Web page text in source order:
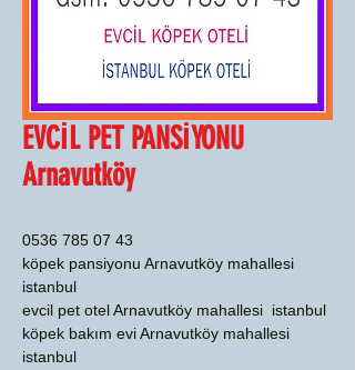
EVCİL PET PANSİYONU
Arnavutköy
0536 785 07 43
köpek pansiyonu Arnavutköy mahallesi
istanbul
evcil pet otel Arnavutköy mahallesi istanbul
köpek bakım evi Arnavutköy mahallesi
istanbul